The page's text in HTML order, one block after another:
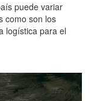
puede variar
como son los
logística para el